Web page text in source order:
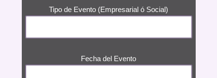
Tipo de Evento (Empresarial ó Social)
Fecha del Evento